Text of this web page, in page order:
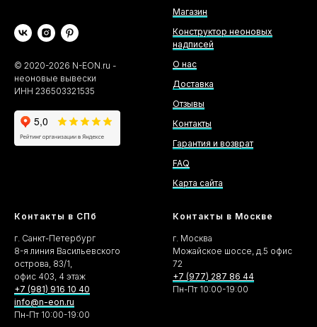
© 2020-2026 N-EON.ru -
неоновые вывески
ИНН 236503321535
Магазин
Конструктор неоновых
надписей
О нас
Доставка
Отзывы
Контакты
Гарантия и возврат
FAQ
Карта сайта
Контакты в СПб
г. Санкт-Петербург
8-я линия Васильевского
острова, 83/1,
офис 403, 4 этаж
+7 (981) 916 10 40
info@n-eon.ru
Пн-Пт 10:00-19:00
Контакты в Москве
г. Москва
Можайское шоссе, д.5 офис
72
+7 (977) 287 86 44
Пн-Пт 10:00-19:00